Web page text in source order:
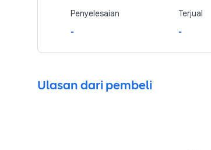
Penyelesaian
-
Terjual
-
Ulasan dari pembeli